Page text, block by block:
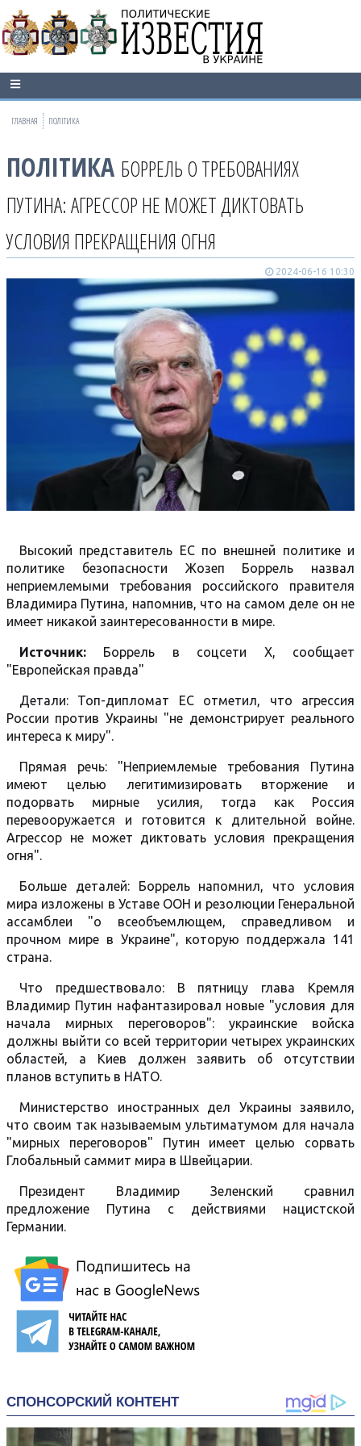
ГЛАВНАЯ ПОЛІТИКА
ПОЛІТИКА БОРРЕЛЬ О ТРЕБОВАНИЯХ
ПУТИНА: АГРЕССОР НЕ МОЖЕТ ДИКТОВАТЬ
УСЛОВИЯ ПРЕКРАЩЕНИЯ ОГНЯ
2024-06-16 10:30
Высокий представитель ЕС по внешней политике и
политике безопасности Жозеп Боррель назвал
неприемлемыми требования российского правителя
Владимира Путина, напомнив, что на самом деле он не
имеет никакой заинтересованности в мире.
Источник: Боррель в соцсети Х, сообщает
"Европейская правда"
Детали: Топ-дипломат ЕС отметил, что агрессия
России против Украины "не демонстрирует реального
интереса к миру".
Прямая речь: "Неприемлемые требования Путина
имеют целью легитимизировать вторжение и
подорвать мирные усилия, тогда как Россия
перевооружается и готовится к длительной войне.
Агрессор не может диктовать условия прекращения
огня".
Больше деталей: Боррель напомнил, что условия
мира изложены в Уставе ООН и резолюции Генеральной
ассамблеи "о всеобъемлющем, справедливом и
прочном мире в Украине", которую поддержала 141
страна.
Что предшествовало: В пятницу глава Кремля
Владимир Путин нафантазировал новые "условия для
начала мирных переговоров": украинские войска
должны выйти со всей территории четырех украинских
областей, а Киев должен заявить об отсутствии
планов вступить в НАТО.
Министерство иностранных дел Украины заявило,
что своим так называемым ультиматумом для начала
"мирных переговоров" Путин имеет целью сорвать
Глобальный саммит мира в Швейцарии.
Президент Владимир Зеленский сравнил
предложение Путина с действиями нацистской
Германии.